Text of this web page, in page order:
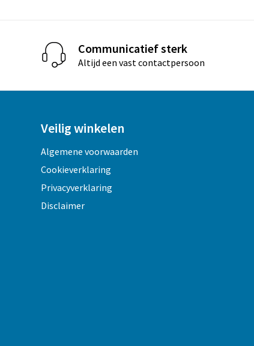
Communicatief sterk
Altijd een vast contactpersoon
Veilig winkelen
Algemene voorwaarden
Cookieverklaring
Privacyverklaring
Disclaimer